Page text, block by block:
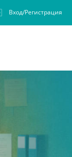
Вход/Регистрация